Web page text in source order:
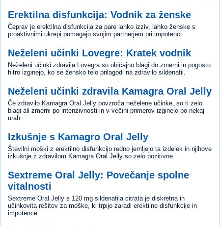
Erektilna disfunkcija: Vodnik za ženske
Čeprav je erektilna disfunkcija za pare lahko izziv, lahko ženske s
proaktivnimi ukrepi pomagajo svojim partnerjem pri impotenci.
Neželeni učinki Lovegre: Kratek vodnik
Neželeni učinki zdravila Lovegra so običajno blagi do zmerni in pogosto
hitro izginejo, ko se žensko telo prilagodi na zdravilo sildenafil.
Neželeni učinki zdravila Kamagra Oral Jelly
Če zdravilo Kamagra Oral Jelly povzroča neželene učinke, so ti zelo
blagi ali zmerni po intenzivnosti in v večini primerov izginejo po nekaj
urah.
Izkušnje s Kamagro Oral Jelly
Številni moški z erektilno disfunkcijo redno jemljejo ta izdelek in njihove
izkušnje z zdravilom Kamagra Oral Jelly so zelo pozitivne.
Sextreme Oral Jelly: Povečanje spolne
vitalnosti
Sextreme Oral Jelly s 120 mg sildenafila citrata je diskretna in
učinkovita rešitev za moške, ki trpijo zaradi erektilne disfunkcije in
impotence.